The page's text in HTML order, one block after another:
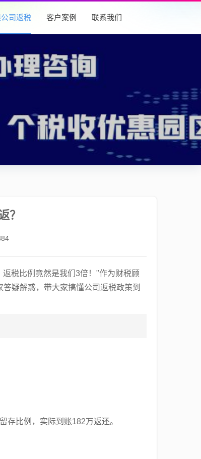
司返税 客户案例 联系我们
？
税比例竟然是我们3倍！"作为财税顾
疑解惑，带大家搞懂公司返税政策到
存比例，实际到账182万返还。